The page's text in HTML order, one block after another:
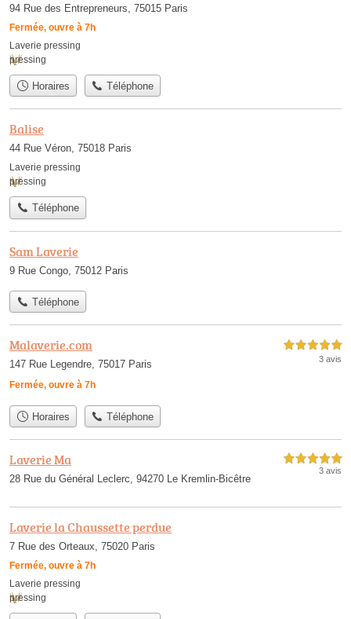
94 Rue des Entrepreneurs, 75015 Paris
Fermée, ouvre à 7h
Laverie pressing
pressing
Horaires Téléphone
Balise
44 Rue Véron, 75018 Paris
Laverie pressing
pressing
Téléphone
Sam Laverie
9 Rue Congo, 75012 Paris
Téléphone
Malaverie.com
147 Rue Legendre, 75017 Paris
Fermée, ouvre à 7h
5,0 étoiles sur 5
3 avis
Horaires Téléphone
Laverie Ma
28 Rue du Général Leclerc, 94270 Le Kremlin-Bicêtre
5,0 étoiles sur 5
3 avis
Laverie la Chaussette perdue
7 Rue des Orteaux, 75020 Paris
Fermée, ouvre à 7h
Laverie pressing
pressing